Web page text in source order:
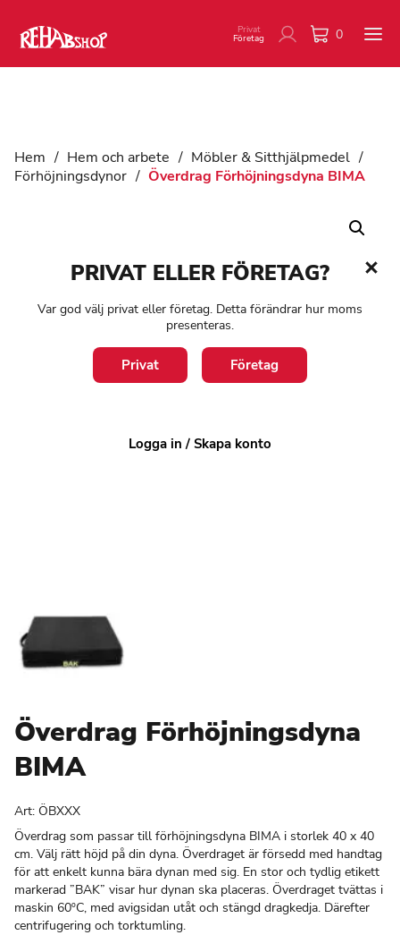
0
Privat
Företag
Hem / Hem och arbete / Möbler & Sitthjälpmedel /
Förhöjningsdynor / Överdrag Förhöjningsdyna BIMA
Överdrag Förhöjningsdyna
BIMA
Art: ÖBXXX
Överdrag som passar till förhöjningsdyna BIMA i storlek 40 x 40
cm. Välj rätt höjd på din dyna. Överdraget är försedd med handtag
för att enkelt kunna bära dynan med sig. En stor och tydlig etikett
markerad ”BAK” visar hur dynan ska placeras. Överdraget tvättas i
maskin 60ºC, med avigsidan utåt och stängd dragkedja. Därefter
centrifugering och torktumling.
PRIVAT ELLER FÖRETAG?
Var god välj privat eller företag. Detta förändrar hur moms
presenteras.
Privat Företag
Logga in / Skapa konto